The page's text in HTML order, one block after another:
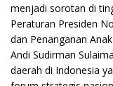
menjadi sorotan di
Peraturan Presiden
dan Penanganan
Andi Sudirman
daerah di Indonesia